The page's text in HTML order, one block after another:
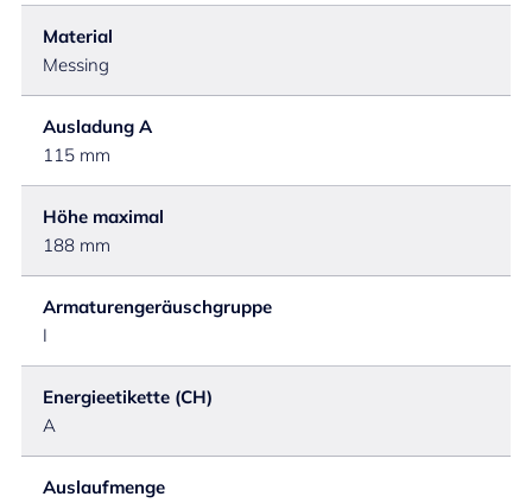
Material
Messing
Ausladung A
115 mm
Höhe maximal
188 mm
Armaturengeräuschgruppe
I
Energieetikette (CH)
A
Auslaufmenge